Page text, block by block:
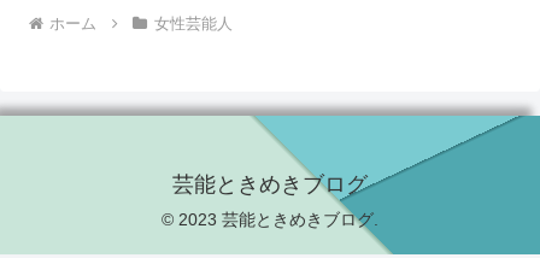
ホーム 女性芸能人
芸能ときめきブログ
© 2023 芸能ときめきブログ.